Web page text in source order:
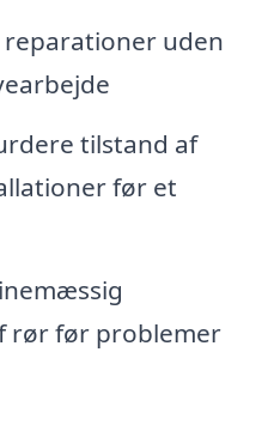
uden
tilstand af
før et
rør før problemer